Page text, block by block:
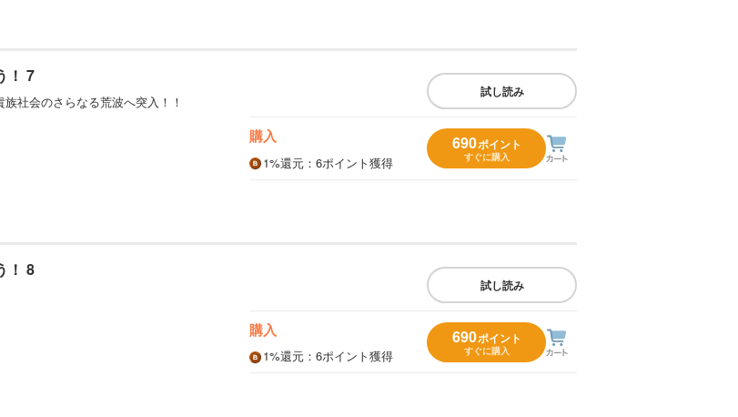
！ 7
社会のさらなる荒波へ突入！！
試し読み
購入
1%還元 ：6ポイント獲得
690ポイント
すぐに購入
！ 8
試し読み
購入
1%還元 ：6ポイント獲得
690ポイント
すぐに購入